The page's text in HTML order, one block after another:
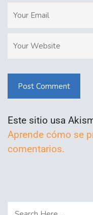
Post Comment
Este sitio usa
Aprende cómo se
comentarios.